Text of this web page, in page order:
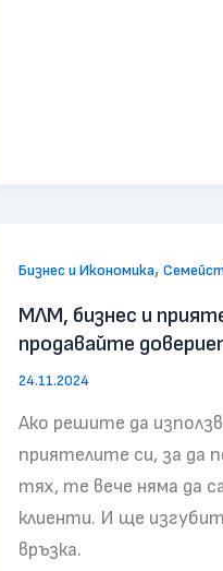
Бизнес и Икономика,
МЛМ, бизнес и
продавайте
24.11.2024
Ако решите да
приятелите си, за да
тях, те вече няма да
клиенти. И ще
връзка.